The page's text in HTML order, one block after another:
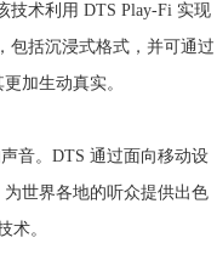
术利用 DTS Play-Fi 实现
包括沉浸式格式，并可通过
加生动真实。
音。DTS 通过面向移动设
世界各地的听众提供出色
术。